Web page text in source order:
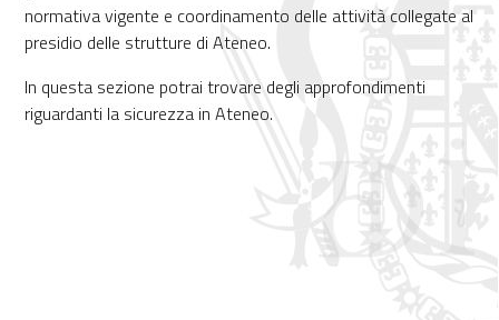
normativa vigente e coordinamento delle attività collegate al
presidio delle strutture di Ateneo.
In questa sezione potrai trovare degli approfondimenti
riguardanti la sicurezza in Ateneo.